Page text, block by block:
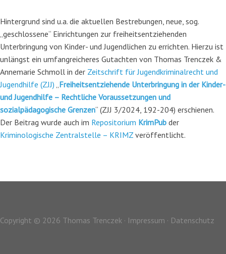
Hintergrund sind u.a. die aktuellen Bestrebungen, neue, sog.
„geschlossene“ Einrichtungen zur freiheitsentziehenden
Unterbringung von Kinder- und Jugendlichen zu errichten. Hierzu ist
unlängst ein umfangreicheres Gutachten von Thomas Trenczek &
Annemarie Schmoll in der Zeitschrift für Jugendkriminalrecht und
Jugendhilfe (ZJJ) Freiheitsentziehende Unterbringung in der Kinder-
und Jugendhilfe – Rechtliche Voraussetzungen und
sozialpädagogische Grenzen“ (ZJJ 3/2024, 192-204) erschienen.
Der Beitrag wurde auch im Repositorium KrimPub der
Kriminologische Zentralstelle – KRIMZ veröffentlicht.
Copyright © 2026 Thomas Trenczek · Impressum · Datenschutz